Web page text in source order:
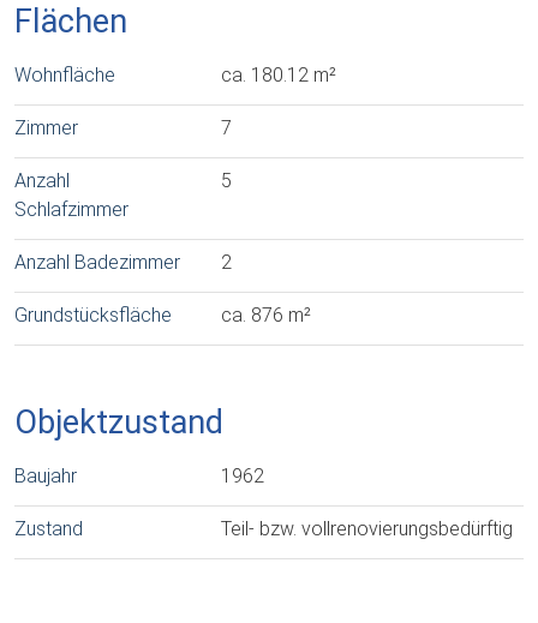
Flächen
Wohnfläche ca. 180.12 m²
Zimmer 7
Anzahl
Schlafzimmer
5
Anzahl Badezimmer 2
Grundstücksfläche ca. 876 m²
Objektzustand
Baujahr 1962
Zustand Teil- bzw. vollrenovierungsbedürftig